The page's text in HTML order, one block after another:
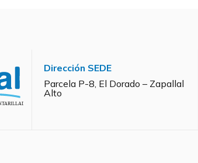
Dirección SEDE
Parcela P-8, El Dorado – Zapallal
Alto